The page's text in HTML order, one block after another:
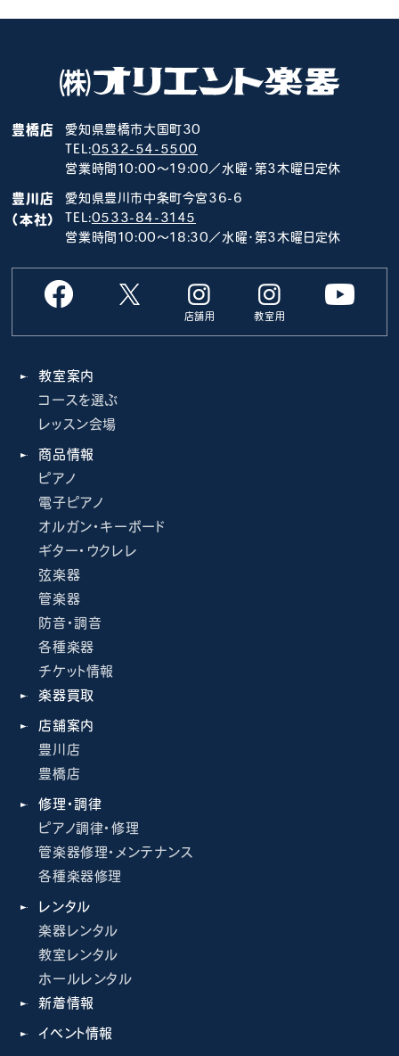
豊橋店
愛知県豊橋市大国町30
TEL:0532-54-5500
営業時間10:00～19:00／水曜･第3木曜日定休
豊川店
（本社）
愛知県豊川市中条町今宮36-6
TEL:0533-84-3145
営業時間10:00～18:30／水曜･第3木曜日定休
店舗用 教室用
教室案内
コースを選ぶ
レッスン会場
商品情報
ピアノ
電子ピアノ
オルガン・キーボード
ギター・ウクレレ
弦楽器
管楽器
防音・調音
各種楽器
チケット情報
楽器買取
店舗案内
豊川店
豊橋店
修理・調律
ピアノ調律・修理
管楽器修理・メンテナンス
各種楽器修理
レンタル
楽器レンタル
教室レンタル
ホールレンタル
新着情報
イベント情報